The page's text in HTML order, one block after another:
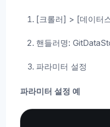
[크롤러] > [데이터
핸들러명:
파라미터 설정
파라미터 설정 예